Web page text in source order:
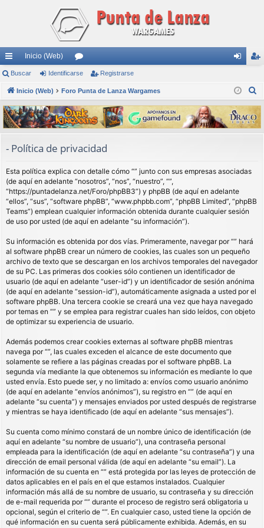
nl
ac
es
rá
s
Inicio (Web)
or
os nti
fic
ar
ist
ra
rs
Buscar Identificarse Registrarse
Inicio (Web) Foro Punta de Lanza Wargames
s
c
- Política de privacidad
Esta política explica con detalle cómo “” junto con sus empresas asociadas
(de aquí en adelante “nosotros”, “nos”, “nuestro”, “”,
“https://puntadelanza.net/Foro/phpBB3”) y phpBB (de aquí en adelante
“ellos”, “sus”, “software phpBB”, “www.phpbb.com”, “phpBB Limited”, “phpBB
Teams”) emplean cualquier información obtenida durante cualquier sesión
de uso por usted (de aquí en adelante “su información”).
Su información es obtenida por dos vías. Primeramente, navegar por “” hará
al software phpBB crear un número de cookies, las cuales son un pequeño
archivo de texto que se descargan en los archivos temporales del navegador
de su PC. Las primeras dos cookies sólo contienen un identificador de
usuario (de aquí en adelante “user-id”) y un identificador de sesión anónima
(de aquí en adelante “session-id”), automáticamente asignada a usted por el
software phpBB. Una tercera cookie se creará una vez que haya navegado
por temas en “” y se emplea para registrar cuales han sido leídos, con objeto
de optimizar su experiencia de usuario.
Además podemos crear cookies externas al software phpBB mientras
navega por “”, las cuales exceden el alcance de este documento que
solamente se refiere a las páginas creadas por el software phpBB. La
segunda vía mediante la que obtenemos su información es mediante lo que
usted envía. Esto puede ser, y no limitado a: envíos como usuario anónimo
(de aquí en adelante “envíos anónimos”), su registro en “” (de aquí en
adelante “su cuenta”) y mensajes enviados por usted después de registrarse
y mientras se haya identificado (de aquí en adelante “sus mensajes”).
Su cuenta como mínimo constará de un nombre único de identificación (de
aquí en adelante “su nombre de usuario”), una contraseña personal
empleada para la identificación (de aquí en adelante “su contraseña”) y una
dirección de email personal válida (de aquí en adelante “su email”). La
información de su cuenta en “” está protegida por las leyes de protección de
datos aplicables en el país en el que estamos instalados. Cualquier
información más allá de su nombre de usuario, su contraseña y su dirección
de e-mail requerida por “” durante el proceso de registro será obligatoria u
opcional, según el criterio de “”. En cualquier caso, usted tiene la opción de
qué información en su cuenta será públicamente exhibida. Además, en su